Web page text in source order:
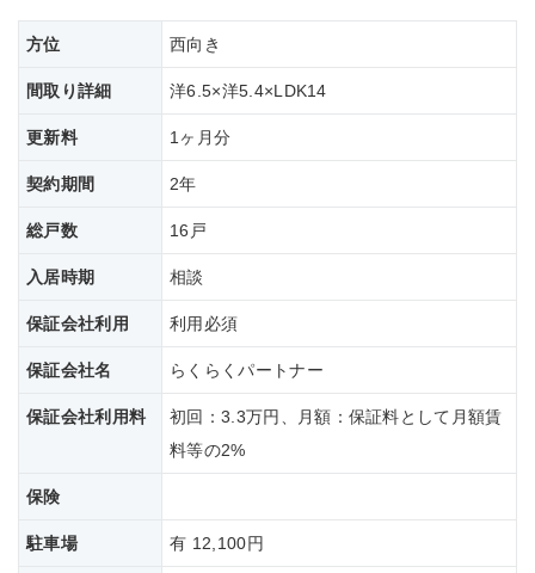
方位 西向き
間取り詳細 洋6.5×洋5.4×LDK14
更新料 1ヶ月分
契約期間 2年
総戸数 16戸
入居時期 相談
保証会社利用 利用必須
保証会社名 らくらくパートナー
保証会社利用料
初回：3.3万円、月額：保証料として月額賃
料等の2%
保険
駐車場 有 12,100円